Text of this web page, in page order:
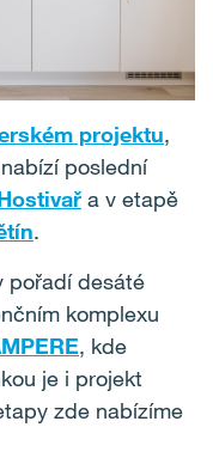
projektu,
poslední
a v etapě
.
pořadí desáté
komplexu
, kde
je i projekt
zde nabízíme